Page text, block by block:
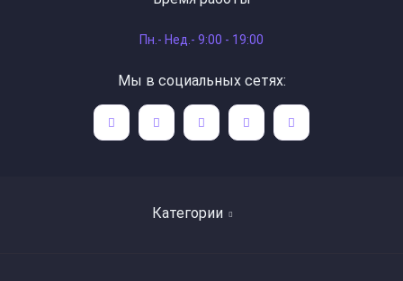
Категории
Пн.- Нед.- 9:00 - 19:00
Мы в социальных сетях: